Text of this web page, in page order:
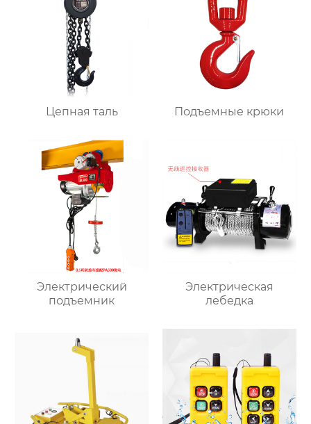
Цепная таль Подъемные крюки
Электрический
подъемник
Электрическая
лебедка